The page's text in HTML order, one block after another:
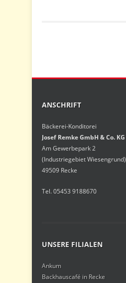
ANSCHRIFT
Bäckerei-Konditorei
Josef Remke GmbH & Co. KG
Am Gewerbepark 2
(Industriegebiet Wiesengrund)
49509 Recke
Tel. 05453 9188670
UNSERE FILIALEN
Ankum
Backhauscafé in Recke